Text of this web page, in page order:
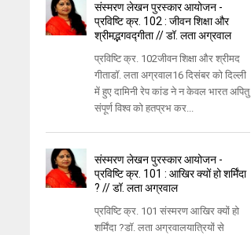
संस्मरण लेखन पुरस्कार आयोजन -
प्रविष्टि क्र. 102 : जीवन शिक्षा और
श्रीमद्भगवद्गीता // डॉ. लता अग्रवाल
प्रविष्टि क्र. 102जीवन शिक्षा और श्रीमद
गीताडॉ. लता अग्रवाल16 दिसंबर को दिल्ली
में हुए दामिनी रेप कांड ने न केवल भारत अपितु
संपूर्ण विश्व को हतप्रभ कर...
संस्मरण लेखन पुरस्कार आयोजन -
प्रविष्टि क्र. 101 : आखिर क्यों हो शर्मिंदा
? // डॉ. लता अग्रवाल
प्रविष्टि क्र. 101 संस्मरण आखिर क्यों हो
शर्मिंदा ?डॉ. लता अग्रवालयात्रियों से